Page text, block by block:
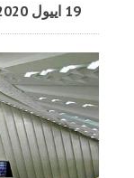
19 اییول 2020 17:15